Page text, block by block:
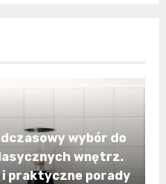
wybór do
wnętrz.
praktyczne porady